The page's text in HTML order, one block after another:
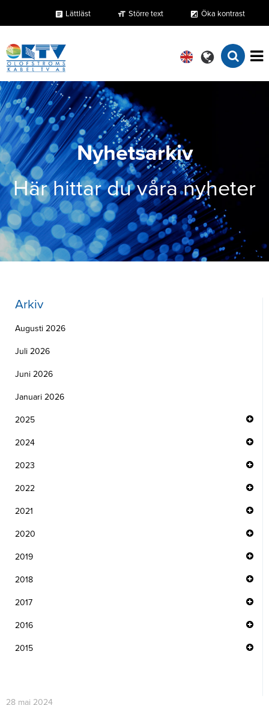
article Lättläst format_size Större text exposure Öka kontrast
Nyhetsarkiv
Här hittar du våra nyheter
Arkiv
Augusti 2026
Juli 2026
Juni 2026
Januari 2026
2025
2024
2023
2022
2021
2020
2019
2018
2017
2016
2015
28 maj 2024